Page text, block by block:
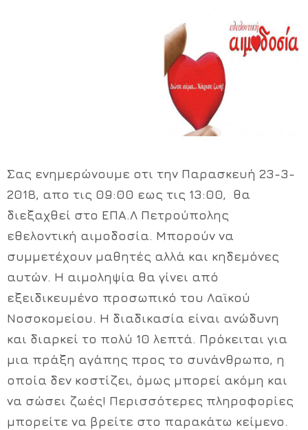
Σας ενημερώνουμε οτι την Παρασκευή 23-3-
2018, απο τις 09:00 εως τις 13:00, θα
διεξαχθεί στο ΕΠΑ.Λ Πετρούπολης
εθελοντική αιμοδοσία. Μπορούν να
συμμετέχουν μαθητές αλλά και κηδεμόνες
αυτών. Η αιμοληψία θα γίνει από
εξειδικευμένο προσωπικό του Λαϊκού
Νοσοκομείου. Η διαδικασία είναι ανώδυνη
και διαρκεί το πολύ 10 λεπτά. Πρόκειται για
μια πράξη αγάπης προς το συνάνθρωπο, η
οποία δεν κοστίζει, όμως μπορεί ακόμη και
να σώσει ζωές! Περισσότερες πληροφορίες
μπορείτε να βρείτε στο παρακάτω κείμενο.